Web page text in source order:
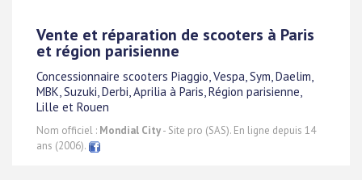
Vente et réparation de scooters à Paris
et région parisienne
Concessionnaire scooters Piaggio, Vespa, Sym, Daelim,
MBK, Suzuki, Derbi, Aprilia à Paris, Région parisienne,
Lille et Rouen
Nom officiel : Mondial City- Site pro (SAS). En ligne depuis 14
ans (2006).